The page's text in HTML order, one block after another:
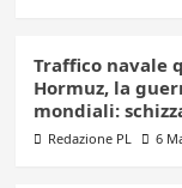
Traffico navale
Hormuz, la
mondiali:
Redazione PL 6